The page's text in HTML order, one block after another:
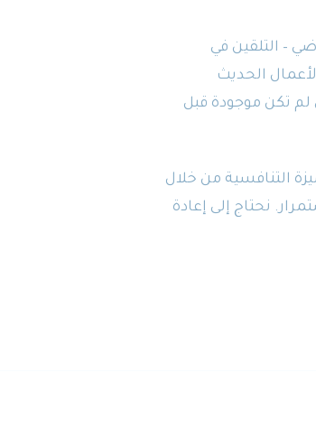
– التلقين في
الحديث
لم تكن موجودة قبل
التنافسية من خلال
نحتاج إلى إعادة